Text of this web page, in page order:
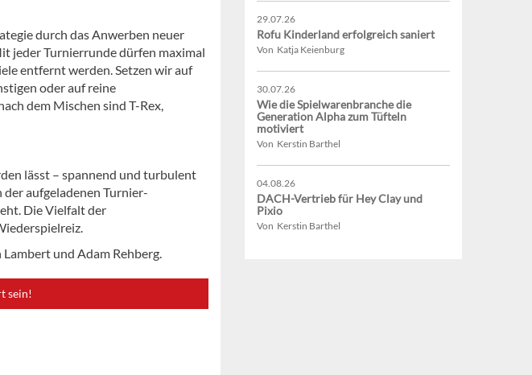
durch das Anwerben neuer
jeder Turnierrunde dürfen maximal
entfernt werden. Setzen wir auf
oder auf reine
dem Mischen sind T-Rex,
lässt – spannend und turbulent
der aufgeladenen Turnier-
Die Vielfalt der
Lambert und Adam Rehberg.
sein!
29.07.26
Rofu Kinderland erfolgreich saniert
Von Katja Keienburg
30.07.26
Wie die Spielwarenbranche die
Generation Alpha zum Tüfteln
motiviert
Von Kerstin Barthel
04.08.26
DACH-Vertrieb für Hey Clay und
Pixio
Von Kerstin Barthel